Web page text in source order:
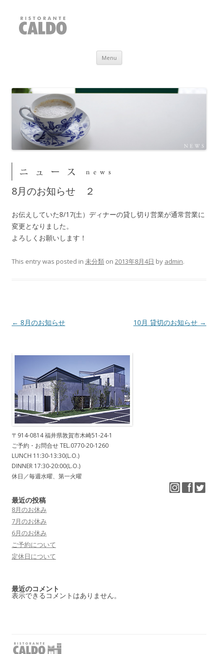
RISTORANTE CALDO
福井県敦賀市
Menu Skip to content
8月のお知らせ ２
お伝えしていた8/17(土）ディナーの貸し切り営業が通常営業に
変更となりました。
よろしくお願いします！
This entry was posted in 未分類 on 2013年8月4日 by admin.
Post navigation
← 8月のお知らせ 10月 貸切のお知らせ →
〒914-0814 福井県敦賀市木崎51-24-1
ご予約・お問合せ TEL.0770-20-1260
LUNCH 11:30-13:30(L.O.)
DINNER 17:30-20:00(L.O.)
休日／毎週水曜、第一火曜
最近の投稿
8月のお休み
7月のお休み
6月のお休み
ご予約について
定休日について
最近のコメント
表示できるコメントはありません。